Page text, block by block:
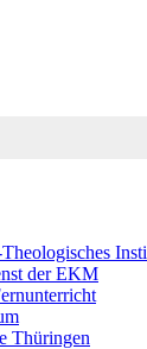
der EKM
Thüringen